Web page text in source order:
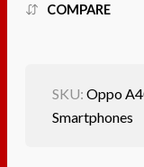
COMPARE
SKU:Oppo
Smartphones